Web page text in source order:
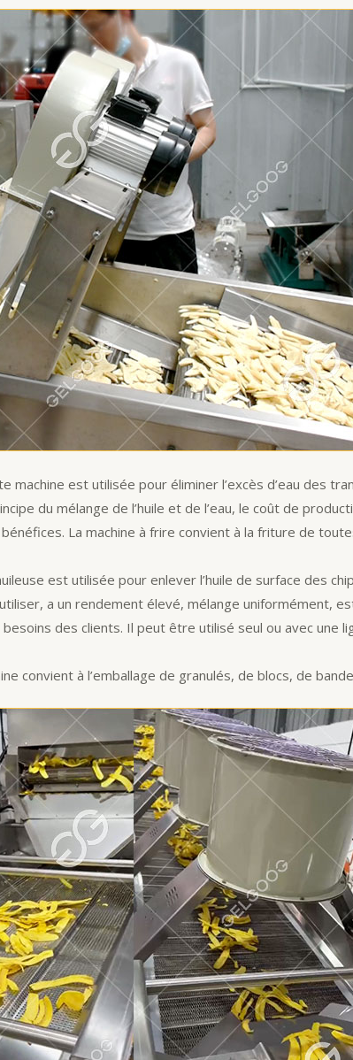
machine est utilisée pour éliminer l’excès d’eau des
du mélange de l’huile et de l’eau, le coût de
La machine à frire convient à la friture de
est utilisée pour enlever l’huile de surface des
a un rendement élevé, mélange uniformément,
des clients. Il peut être utilisé seul ou avec une
convient à l’emballage de granulés, de blocs, de